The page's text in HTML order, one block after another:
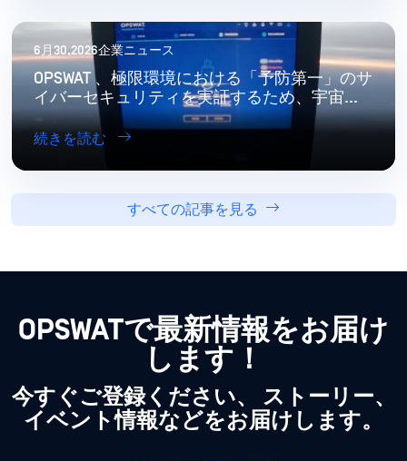
6月30,2026企業ニュース
OPSWAT 、極限環境における「予防第一」のサ
イバーセキュリティを実証するため、宇宙へ
デバイスをOPSWAT
続きを読む
すべての記事を見る
OPSWATで最新情報をお届け
します！
今すぐご登録ください、 ストーリー、
イベント情報などをお届けします。